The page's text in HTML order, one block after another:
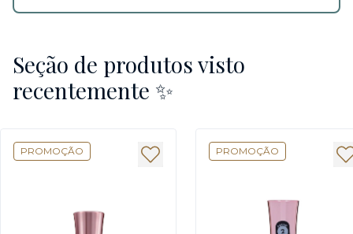
Seção de produtos visto
recentemente ✨
PROMOÇÃO PROMOÇÃO